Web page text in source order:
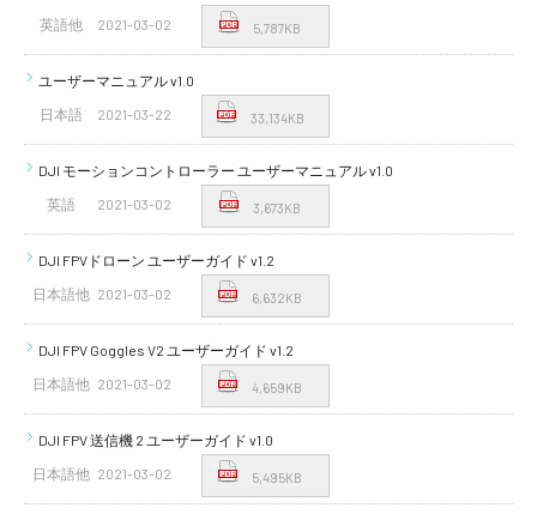
英語他
2021-03-02 5,787KB
ユーザーマニュアル v1.0
日本語
2021-03-22 33,134KB
DJI モーションコントローラー ユーザーマニュアル v1.0
英語
2021-03-02 3,673KB
DJI FPVドローン ユーザーガイド v1.2
日本語他 2021-03-02 6,632KB
DJI FPV Goggles V2 ユーザーガイド v1.2
日本語他 2021-03-02 4,659KB
DJI FPV 送信機 2 ユーザーガイド v1.0
日本語他 2021-03-02 5,495KB